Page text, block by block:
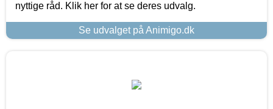
nyttige råd. Klik her for at se deres udvalg.
Se udvalget på Animigo.dk